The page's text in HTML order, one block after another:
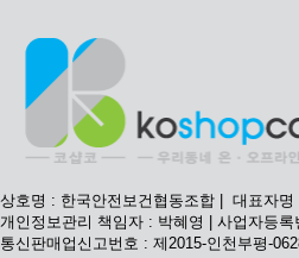
상호명 : 한국안전보건협동조합 | 대표자명
개인정보관리 책임자 : 박혜영 | 사업자등록
통신판매업신고번호 : 제2015-인천부평-